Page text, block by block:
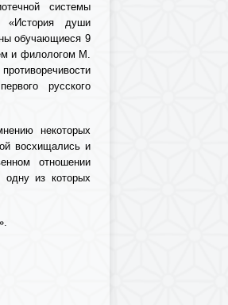
системы
«История души
обучающиеся 9
и филологом М.
русского
некоторых
восхищались и
отношении
из которых